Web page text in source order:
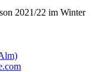
2021/22 im Winter